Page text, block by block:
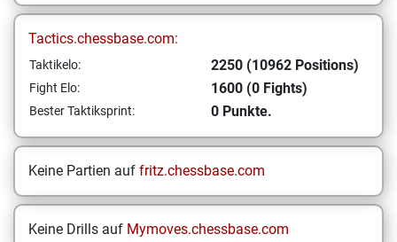
Tactics.chessbase.com:
Taktikelo: 2250 (10962 Positions)
Fight Elo: 1600 (0 Fights)
Bester Taktiksprint: 0 Punkte.
Keine Partien auf fritz.chessbase.com
Keine Drills auf Mymoves.chessbase.com